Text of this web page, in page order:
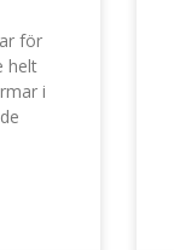
för
helt
i